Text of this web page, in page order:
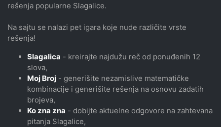
rešenja popularne Slagalice.
Na sajtu se nalazi pet igara koje nude različite vrste
rešenja!
Slagalica - kreirajte najdužu reč od ponuđenih 12
slova,
Moj Broj - generišite nezamislive matematičke
kombinacije i generišite rešenja na osnovu zadatih
brojeva,
Ko zna zna - dobijte aktuelne odgovore na zahtevana
pitanja Slagalice,